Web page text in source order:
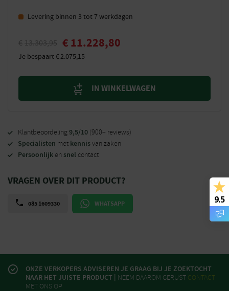
Levering binnen 3 tot 7 werkdagen
€ 13.303,95 € 11.228,80
Je bespaart€2.075,15
IN WINKELWAGEN
Klantbeoordeling9,5/10 (900+ reviews)
Specialisten met kennisvan zaken
Persoonlijk en snel contact
VRAGEN OVER DIT PRODUCT?
085 1609330 WHATSAPP
ONZE VERKOPERS ADVISEREN JE GRAAG BIJ JE ZOEKTOCHT
NAAR HET JUISTE PRODUCT | NEEM DAAROM GERUST CONTACT
MET ONS OP
9.5